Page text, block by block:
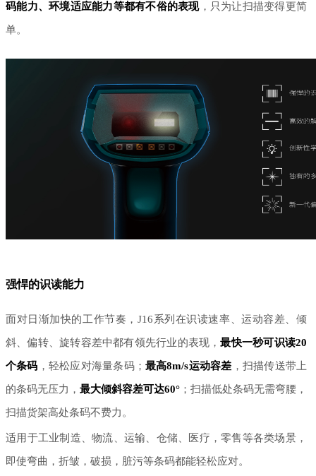
码能力、环境适应能力等都有不俗的表现，只为让扫描变得更简
单。
强悍的识读能力
面对日渐加快的工作节奏， J16系列在识读速率、运动容差、倾
斜、偏转、旋转容差中都有领先行业的表现，最快一秒可识读20
个条码 ，轻松应对海量条码； 最高8m/s运动容差 ，扫描传送带上
的条码无压力， 最大倾斜容差可达60° ；扫描低处条码无需弯腰，
扫描货架高处条码不费力。
适用于工业制造、物流、运输、仓储、医疗，零售等各类场景，
即使弯曲，折皱，破损，脏污等条码都能轻松应对。